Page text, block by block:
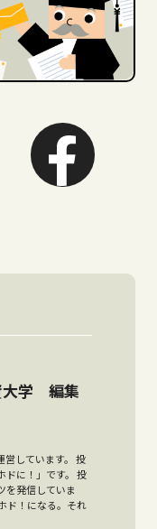
大学 編集
営しています。 投
ドに！」です。 投
を発信していま
ド！になる。それ